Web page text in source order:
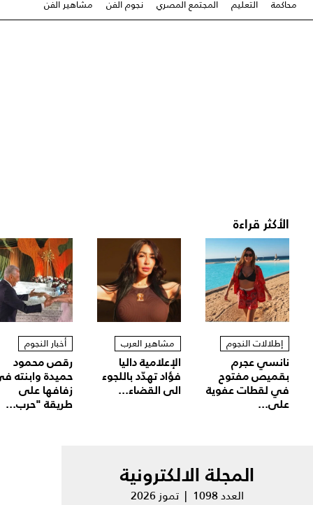
محاكمة التعليم المجتمع المصري نجوم الفن مشاهير الفن
الأكثر قراءة
إطلالات النجوم
نانسي عجرم
بقميص مفتوح
في لقطات عفوية
على...
مشاهير العرب
الإعلامية داليا
فؤاد تهدّد باللجوء
الى القضاء...
أخبار النجوم
رقص محمود
حميدة وابنته
زفافها على
طريقة "حرب...
المجلة الالكترونية
العدد 1098 | تموز 2026